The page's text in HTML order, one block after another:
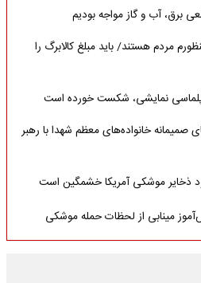
برق، آب و گاز مواجه بودیم
مردم هستند/ باید مبلغ کالابرگ را
نمایشی، شکست خورده است
صمیمانه خانواده‌های معظم شهدا با رهبر
ذخایر موشکی آمریکا خشمگین است
مینابی از لحظات حمله موشکی